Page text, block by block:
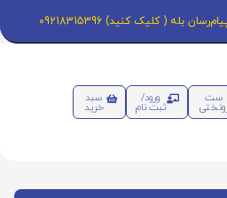
بله ( کلیک کنید) 09218315396
ست ورود/
ثبت نام
سبد
خرید